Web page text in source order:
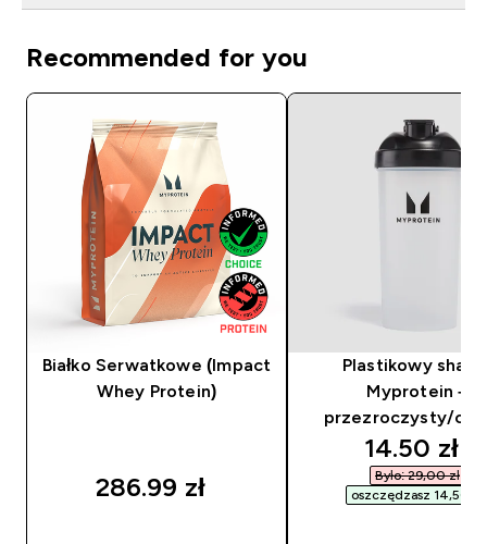
Recommended for you
Białko Serwatkowe (Impact
Whey Protein)
286.99 zł‎
Plastikowy
Myprotein –
przezroczysty/
14.50 zł‎
Było: 29,00 zł‎
oszczędzasz 14,50 zł‎